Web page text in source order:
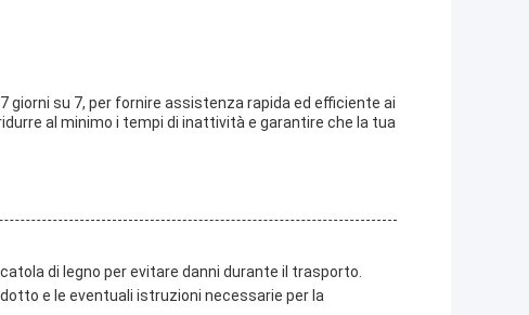
giorni su 7, per fornire assistenza rapida ed efficiente ai
al minimo i tempi di inattività e garantire che la tua
di legno per evitare danni durante il trasporto.
e le eventuali istruzioni necessarie per la